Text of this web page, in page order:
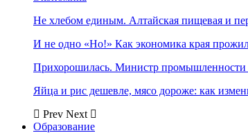
Не хлебом единым. Алтайская пищевая и
И не одно «Но!» Как экономика края
Прихорошилась. Министр
Яйца и рис дешевле, мясо дороже: как
Prev Next
Образование